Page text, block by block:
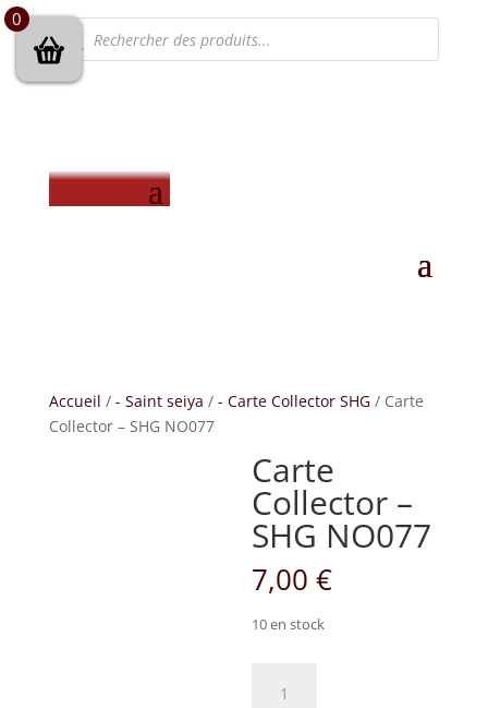
Recherche
de
produits
Accueil / - Saint seiya / - Carte Collector SHG/ Carte
Collector – SHG NO077
Carte
Collector –
SHG NO077
7,00€
10 en stock
0